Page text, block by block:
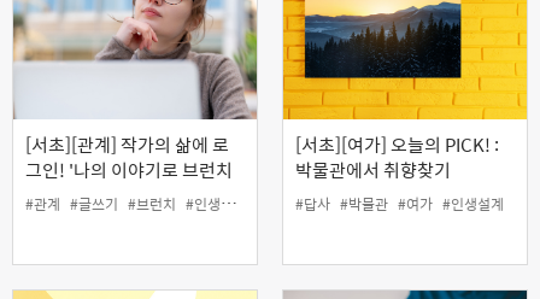
[서초][관계] 작가의 삶에 로
그인! '나의 이야기로 브런치
작가 도전하기'
#관계 #글쓰기 #브런치 #인생설계
[서초][여가] 오늘의 PICK! :
박물관에서 취향찾기
#답사 #박물관 #여가 #인생설계